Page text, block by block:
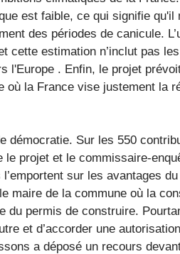
est faible, ce qui signifie qu'il
des périodes de canicule.
cette estimation n’inclut pas
l'Europe . Enfin, le projet
où la France vise justement la
démocratie. Sur les 550
le projet et le commissaire-
sur les avantages
maire de la commune où la
du permis de construire.
et d’accorder une
a déposé un recours